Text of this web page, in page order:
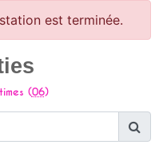
est terminée.
(06)